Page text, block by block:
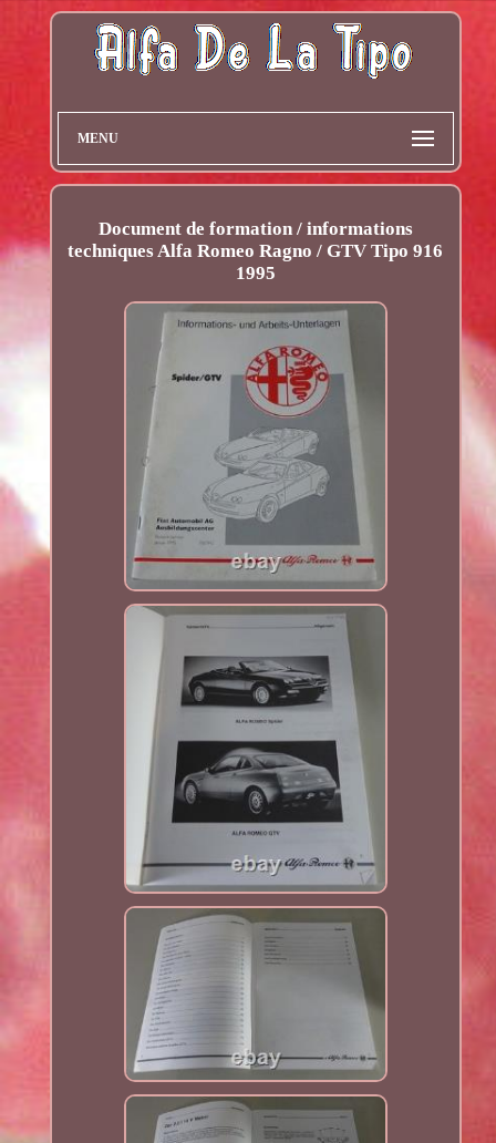
MENU
Document de formation / informations
techniques Alfa Romeo Ragno / GTV Tipo 916
1995